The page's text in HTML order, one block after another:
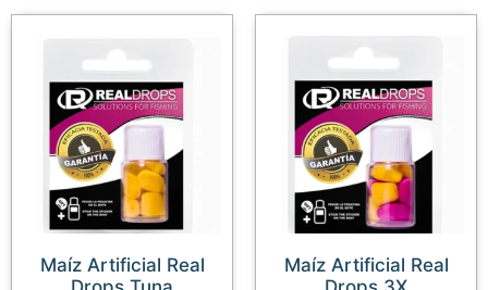
Maíz Artificial Real
Maíz Artificial Real